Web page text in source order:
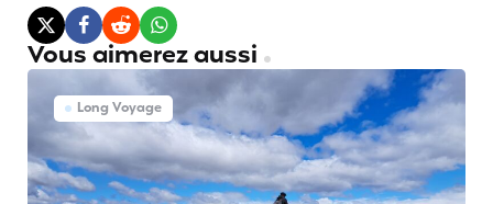
Vous aimerez aussi
Long Voyage